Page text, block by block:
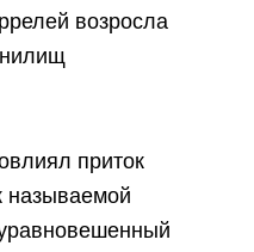
возросла
приток
называемой